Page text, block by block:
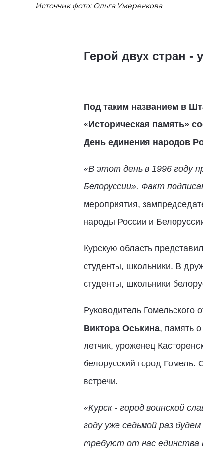
Источник фото: Ольга Умеренкова
Герой двух стран -
Под таким названием в
«Историческая память»
День единения народов
«В этот день в 1996 году
Белоруссии». Факт
мероприятия,
народы России и
Курскую область
студенты, школьники. В
студенты, школьники
Руководитель Гомельского
Виктора Оськина, память
летчик, уроженец
белорусский город
встречи.
«Курск - город воинской
году уже седьмой раз
требуют от нас единства